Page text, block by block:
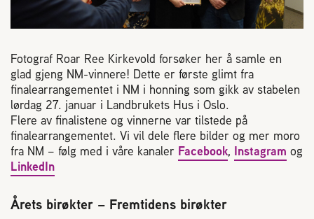
Finn fylkes- og lokallag
Nyheter
Kurs
Aktivitetskalender
Lover og regler
Fotograf Roar Ree Kirkevold forsøker her å samle en
glad gjeng NM-vinnere! Dette er første glimt fra
finalearrangementet i NM i honning som gikk av stabelen
lørdag 27. januar i Landbrukets Hus i Oslo.
Flere av finalistene og vinnerne var tilstede på
finalearrangementet. Vi vil dele flere bilder og mer moro
fra NM – følg med i våre kanaler Facebook, Instagram og
LinkedIn
Årets birøkter – Fremtidens birøkter